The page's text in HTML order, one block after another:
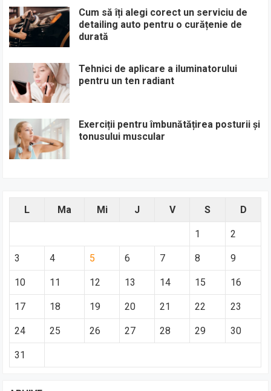
Cum să îți alegi corect un serviciu de
detailing auto pentru o curățenie de
durată
Tehnici de aplicare a iluminatorului
pentru un ten radiant
Exerciții pentru îmbunătățirea posturii și
tonusului muscular
L Ma Mi J V S D
1 2
3 4 5 6 7 8 9
10 11 12 13 14 15 16
17 18 19 20 21 22 23
24 25 26 27 28 29 30
31